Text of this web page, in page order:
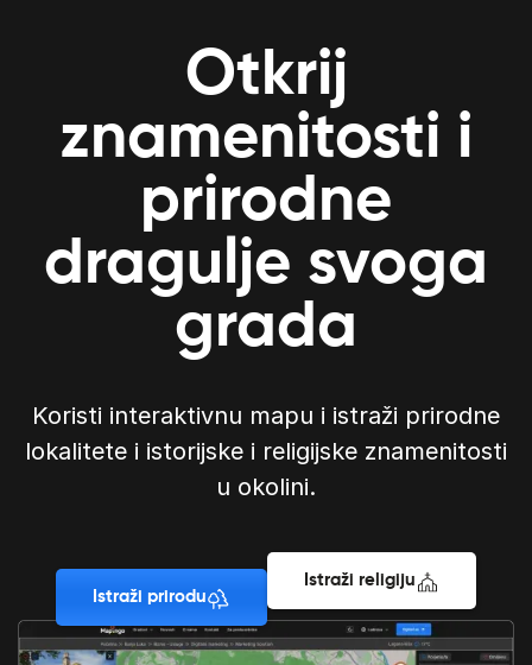
Otkrij
znamenitosti i
prirodne
dragulje svoga
grada
Koristi interaktivnu mapu i istraži prirodne
lokalitete i istorijske i religijske znamenitosti
u okolini.
Istraži prirodu
Istraži religiju